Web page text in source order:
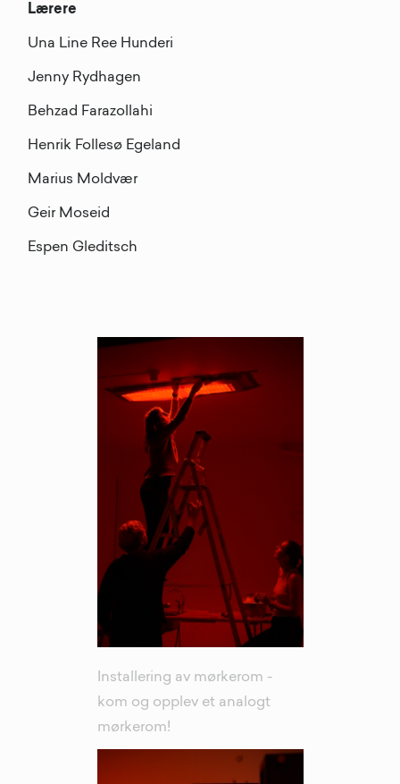
Lærere
Una Line Ree Hunderi
Jenny Rydhagen
Behzad Farazollahi
Henrik Follesø Egeland
Marius Moldvær
Geir Moseid
Espen Gleditsch
Installering av mørkerom -
kom og opplev et analogt
mørkerom!